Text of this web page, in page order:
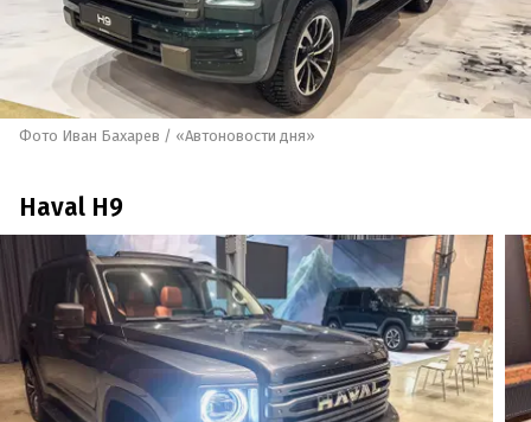
Фото Иван Бахарев / «Автоновости дня»
Haval H9